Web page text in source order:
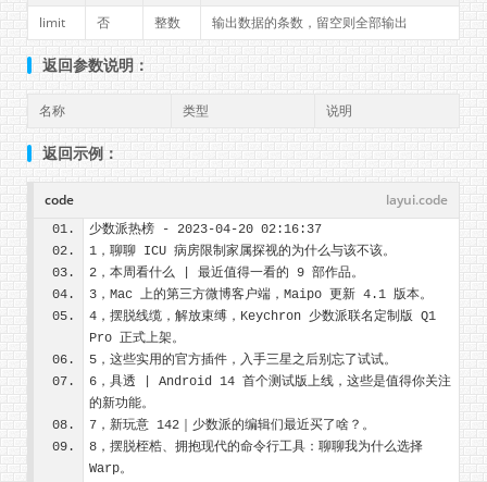
limit
否 整数 输出数据的条数，留空则全部输出
返回参数说明：
名称 类型 说明
返回示例：
code layui.code
少数派热榜 - 2023-04-20 02:16:37
1，聊聊 ICU 病房限制家属探视的为什么与该不该。
2，本周看什么 | 最近值得一看的 9 部作品。
3，Mac 上的第三方微博客户端，Maipo 更新 4.1 版本。
4，摆脱线缆，解放束缚，Keychron 少数派联名定制版 Q1
Pro 正式上架。
5，这些实用的官方插件，入手三星之后别忘了试试。
6，具透 | Android 14 首个测试版上线，这些是值得你关注
的新功能。
7，新玩意 142｜少数派的编辑们最近买了啥？。
8，摆脱桎梏、拥抱现代的命令行工具：聊聊我为什么选择
Warp。